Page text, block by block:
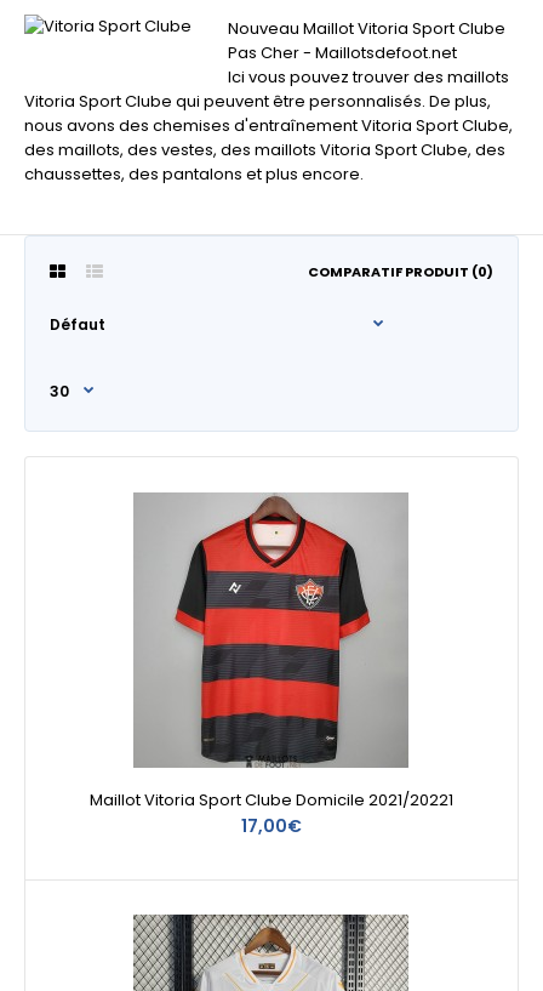
Nouveau Maillot Vitoria Sport Clube
Pas Cher - Maillotsdefoot.net
Ici vous pouvez trouver des maillots
Vitoria Sport Clube qui peuvent être personnalisés. De plus,
nous avons des chemises d'entraînement Vitoria Sport Clube,
des maillots, des vestes, des maillots Vitoria Sport Clube, des
chaussettes, des pantalons et plus encore.
COMPARATIF PRODUIT (0)
Maillot Vitoria Sport Clube Domicile 2021/20221
17,00€